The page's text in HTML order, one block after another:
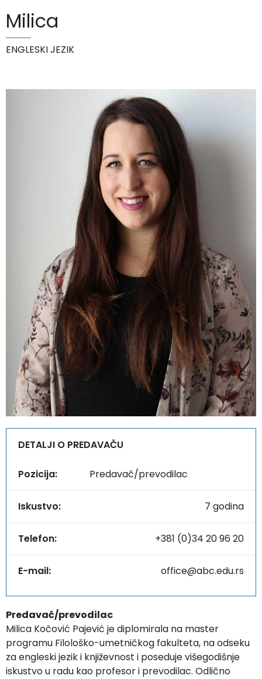
Milica
ENGLESKI JEZIK
DETALJI O PREDAVAČU
Pozicija: Predavač/prevodilac
Iskustvo: 7 godina
Telefon: +381 (0)34 20 96 20
E-mail: office@abc.edu.rs
Predavač/prevodilac
Milica Kočović Pajević je diplomirala na master
programu Filološko-umetničkog fakulteta, na odseku
za engleski jezik i književnost i poseduje višegodišnje
iskustvo u radu kao profesor i prevodilac. Odlično